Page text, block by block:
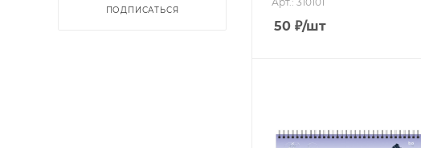
50 ₽/шт
ПОДПИСАТЬСЯ